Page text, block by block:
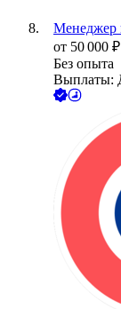
Менеджер
от 50 000 ₽
Без опыта
Выплаты: